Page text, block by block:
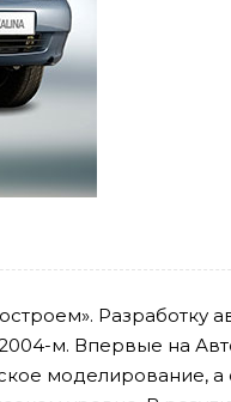
Разработку
м. Впервые на
моделирование, а